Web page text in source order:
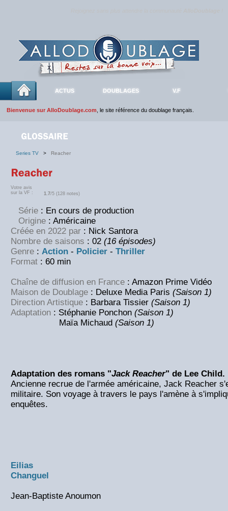
ACTUS DOUBLAGES V.F
Bienvenue sur AlloDoublage.com , le site référence du doublage français.
Series TV > Reacher
Votre avis
sur la VF :
1.7/5 (128 notes)
Série : En cours de production
Origine : Américaine
Créée en 2022 par : Nick Santora
Nombre de saisons : 02 (16 épisodes)
Genre : Action - Policier - Thriller
Format : 60 min
Chaîne de diffusion en France : Amazon Prime Vidéo
Maison de Doublage : Deluxe Media Paris (Saison 1)
Direction Artistique : Barbara Tissier (Saison 1)
Adaptation : Stéphanie Ponchon (Saison 1)
Maïa Michaud (Saison 1)
Adaptation des romans "Jack Reacher" de Lee Child.
Ancienne recrue de l'armée américaine, Jack Reacher
militaire. Son voyage à travers le pays l'amène à
enquêtes.
Eilias
Changuel
Jean-Baptiste Anoumon